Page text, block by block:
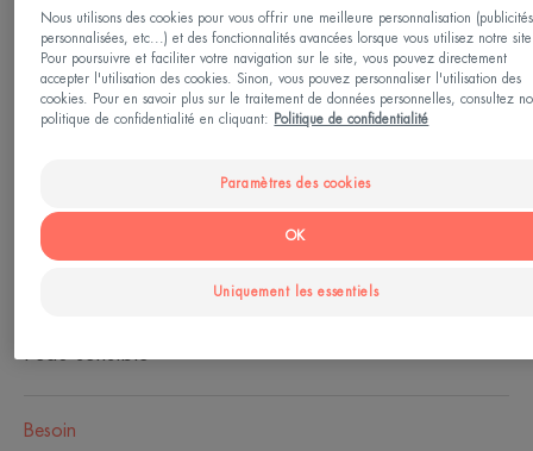
Utilisable par
Adultes
Besoin
Nous utilisons des cookies pour vous offrir une meilleure personnalisation (publicités
personnalisées, etc...) et des fonctionnalités avancées lorsque vous utilisez notre
Pour poursuivre et faciliter votre navigation sur le site, vous pouvez directement
accepter l'utilisation des cookies. Sinon, vous pouvez personnaliser l'utilisation des
cookies. Pour en savoir plus sur le traitement de données personnelles, consultez
politique de confidentialité en cliquant:
Politique de confidentialité
Paramètres des cookies
Uniquement les essentiels
OK